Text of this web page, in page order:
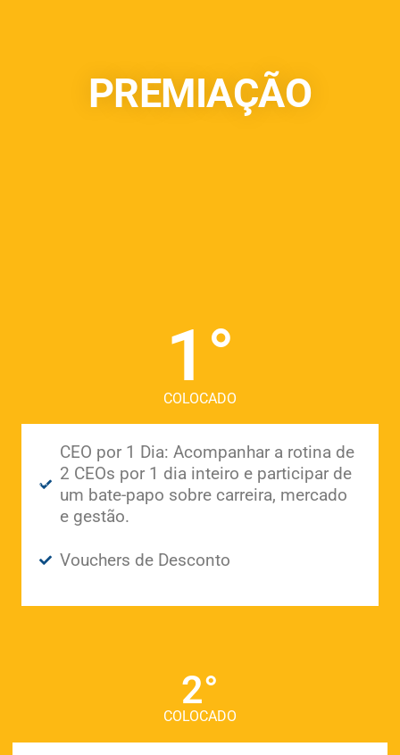
PREMIAÇÃO
1°
COLOCADO
CEO por 1 Dia: Acompanhar a rotina de
2 CEOs por 1 dia inteiro e participar de
um bate-papo sobre carreira, mercado
e gestão.
Vouchers de Desconto
2°
COLOCADO